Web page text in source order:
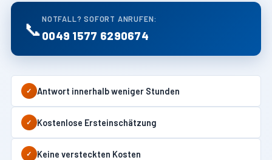
📞 NOTFALL? SOFORT ANRUFEN:
0049 1577 6290674
✓ Antwort innerhalb weniger Stunden
✓ Kostenlose Ersteinschätzung
✓ Keine versteckten Kosten